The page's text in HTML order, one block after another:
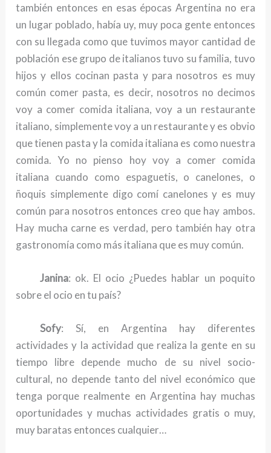
también entonces en esas épocas Argentina no era
un lugar poblado, había uy, muy poca gente entonces
con su llegada como que tuvimos mayor cantidad de
población ese grupo de italianos tuvo su familia, tuvo
hijos y ellos cocinan pasta y para nosotros es muy
común comer pasta, es decir, nosotros no decimos
voy a comer comida italiana, voy a un restaurante
italiano, simplemente voy a un restaurante y es obvio
que tienen pasta y la comida italiana es como nuestra
comida. Yo no pienso hoy voy a comer comida
italiana cuando como espaguetis, o canelones, o
ñoquis simplemente digo comí canelones y es muy
común para nosotros entonces creo que hay ambos.
Hay mucha carne es verdad, pero también hay otra
gastronomía como más italiana que es muy común.
Janina: ok. El ocio ¿Puedes hablar un poquito
sobre el ocio en tu país?
Sofy: Sí, en Argentina hay diferentes
actividades y la actividad que realiza la gente en su
tiempo libre depende mucho de su nivel socio-
cultural, no depende tanto del nivel económico que
tenga porque realmente en Argentina hay muchas
oportunidades y muchas actividades gratis o muy,
muy baratas entonces cualquier…